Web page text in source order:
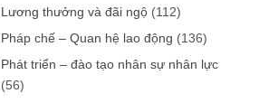
Lương thưởng và đãi ngộ (112)
Pháp chế – Quan hệ lao động (136)
Phát triển – đào tạo nhân sự nhân lực
(56)